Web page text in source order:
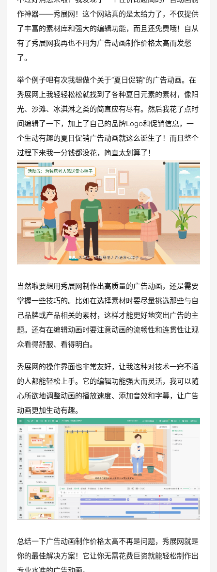
作神器——秀展网！这个网站真的是太给力了，不仅提供
了丰富的素材库和强大的编辑功能，而且还免费哦！自从
有了秀展网我再也不用为广告动画制作价格太高而发愁
了。
举个例子吧有次我想做个关于“夏日促销”的广告动画。在
秀展网上我轻轻松松就找到了各种夏日元素的素材，像阳
光、沙滩、冰淇淋之类的简直应有尽有。然后我花了点时
间编辑了一下，加上了自己的品牌Logo和促销信息，一
个生动有趣的夏日促销广告动画就这么诞生了！而且整个
过程下来我一分钱都没花，简直太划算了！
当然啦要想用秀展网制作出高质量的广告动画，还是需要
掌握一些技巧的。比如在选择素材时要尽量挑选那些与自
己品牌或产品相关的素材，这样才能更好地突出广告的主
题。还有在编辑动画时要注意动画的流畅性和连贯性让观
众看得舒服、看得明白。
秀展网的操作界面也非常友好，让我这种对技术一窍不通
的人都能轻松上手。它的编辑功能强大而灵活，我可以随
心所欲地调整动画的播放速度、添加音效和字幕，让广告
动画更加生动有趣。
总结一下广告动画制作价格太高不再是问题，秀展网就是
你的最佳解决方案！它让你无需花费巨资就能轻松制作出